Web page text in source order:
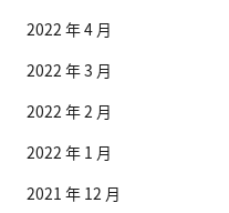
2022 年 4 月
2022 年 3 月
2022 年 2 月
2022 年 1 月
2021 年 12 月